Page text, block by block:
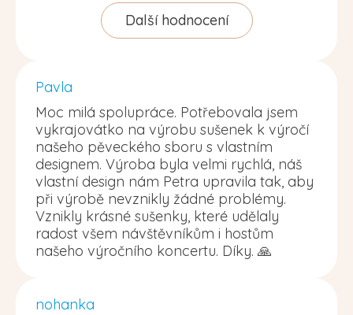
Další hodnocení
Pavla
Moc milá spolupráce. Potřebovala jsem
vykrajovátko na výrobu sušenek k výročí
našeho pěveckého sboru s vlastním
designem. Výroba byla velmi rychlá, náš
vlastní design nám Petra upravila tak, aby
při výrobě nevznikly žádné problémy.
Vznikly krásné sušenky, které udělaly
radost všem návštěvníkům i hostům
našeho výročního koncertu. Díky. 🙏
nohanka